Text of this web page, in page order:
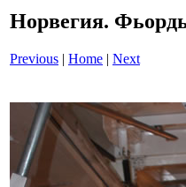
Норвегия.
Previous | Home | Next